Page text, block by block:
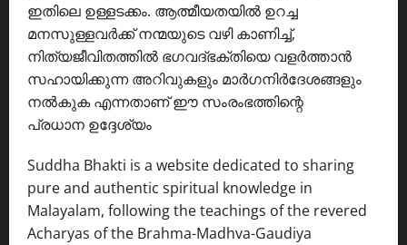
ഇതിലെ ഉള്ളടക്കം. ആത്മീയതയിൽ ഉറച്ച
മനസുള്ളവർക്ക് നന്മയുടെ വഴി കാണിച്ച്,
നിത്യജീവിതത്തിൽ ഭഗവദ്ഭക്തിയെ വളർത്താൻ
സഹായിക്കുന്ന അറിവുകളും മാർഗനിർദേശങ്ങളും
നൽകുക എന്നതാണ് ഈ സംരംഭത്തിന്റെ
പ്രധാന ഉദ്ദേശ്യം
Suddha Bhakti is a website dedicated to sharing
pure and authentic spiritual knowledge in
Malayalam, following the teachings of the revered
Acharyas of the Brahma-Madhva-Gaudiya